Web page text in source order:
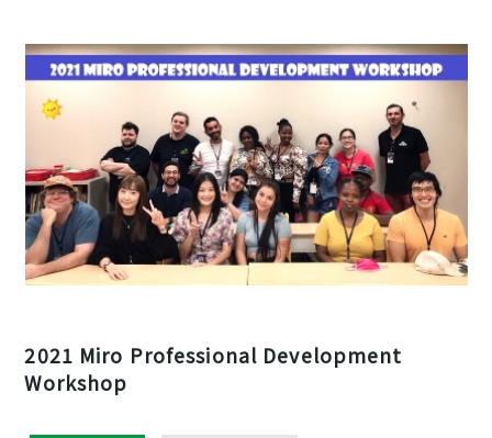
2021 Miro Professional Development
Workshop